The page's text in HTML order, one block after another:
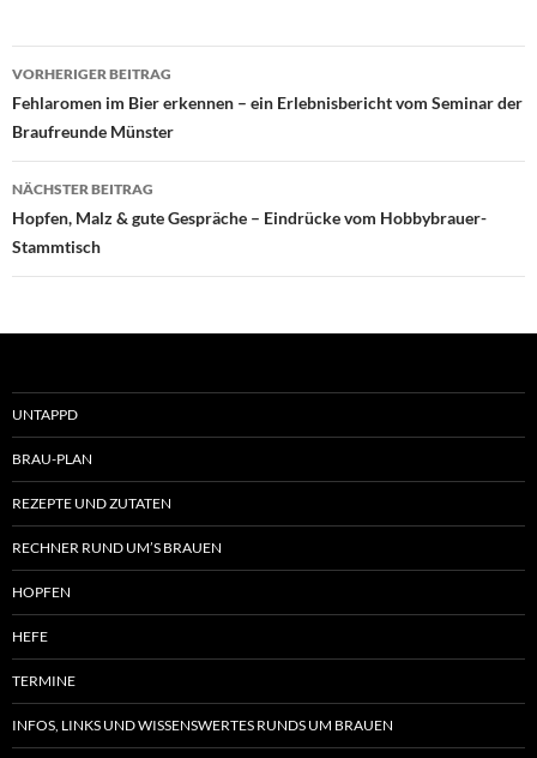
Beitragsnavigation
VORHERIGER BEITRAG
Fehlaromen im Bier erkennen – ein Erlebnisbericht vom Seminar der
Braufreunde Münster
NÄCHSTER BEITRAG
Hopfen, Malz & gute Gespräche – Eindrücke vom Hobbybrauer-
Stammtisch
UNTAPPD
BRAU-PLAN
REZEPTE UND ZUTATEN
RECHNER RUND UM’S BRAUEN
HOPFEN
HEFE
TERMINE
INFOS, LINKS UND WISSENSWERTES RUNDS UM BRAUEN